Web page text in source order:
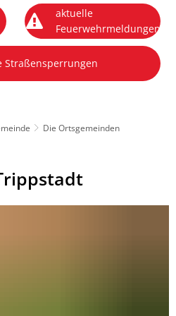
aktuelle
Feuerwehrmeldungen
Straßensperrungen
Die Ortsgemeinden